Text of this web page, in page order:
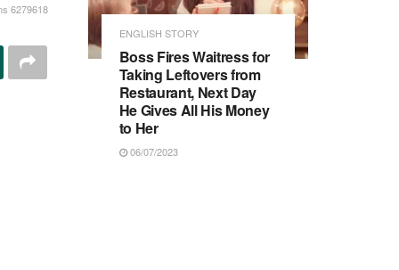
6279618
ENGLISH STORY
Boss Fires Waitress for
Taking Leftovers from
Restaurant, Next Day
He Gives All His Money
to Her
06/07/2023